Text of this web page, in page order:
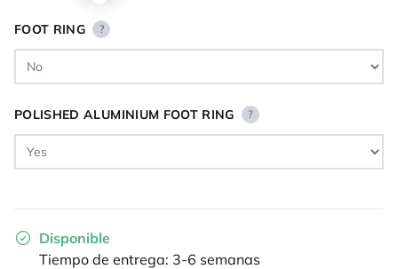
FOOT RING ?
POLISHED ALUMINIUM FOOT RING ?
Disponible
Tiempo de entrega: 3-6 semanas